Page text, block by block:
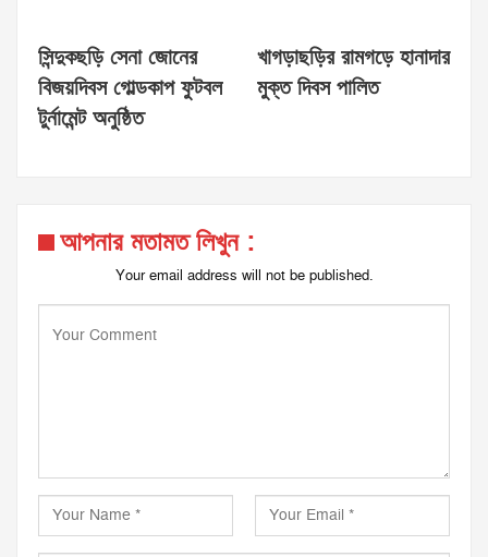
সিন্দুকছড়ি সেনা জোনের
বিজয়দিবস গোল্ডকাপ ফুটবল
টুর্নামেন্ট অনুষ্ঠিত
খাগড়াছড়ির রামগড়ে হানাদার
মুক্ত দিবস পালিত
আপনার মতামত লিখুন :
Your email address will not be published.